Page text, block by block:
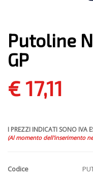
Putoline
GP
€ 17,11
I PREZZI INDICATI SONO IVA
(Al momento dell'inserimento
Codice